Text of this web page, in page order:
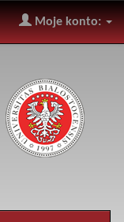
Moje konto: